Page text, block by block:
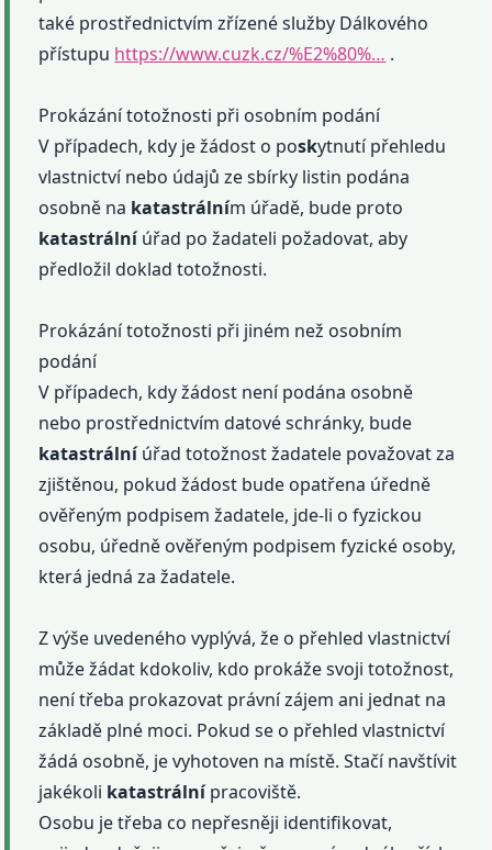
také prostřednictvím zřízené služby Dálkového
přístupu https://www.cuzk.cz/%E2%80%… .
Prokázání totožnosti při osobním podání
V případech, kdy je žádost o poskytnutí přehledu
vlastnictví nebo údajů ze sbírky listin podána
osobně na katastrálním úřadě, bude proto
katastrálníúřad po žadateli požadovat, aby
předložil doklad totožnosti.
Prokázání totožnosti při jiném než osobním
podání
V případech, kdy žádost není podána osobně
nebo prostřednictvím datové schránky, bude
katastrálníúřad totožnost žadatele považovat za
zjištěnou, pokud žádost bude opatřena úředně
ověřeným podpisem žadatele, jde-li o fyzickou
osobu, úředně ověřeným podpisem fyzické osoby,
která jedná za žadatele.
Z výše uvedeného vyplývá, že o přehled vlastnictví
může žádat kdokoliv, kdo prokáže svoji totožnost,
není třeba prokazovat právní zájem ani jednat na
základě plné moci. Pokud se o přehled vlastnictví
žádá osobně, je vyhotoven na místě. Stačí navštívit
jakékoli katastrálnípracoviště.
Osobu je třeba co nepřesněji identifikovat,